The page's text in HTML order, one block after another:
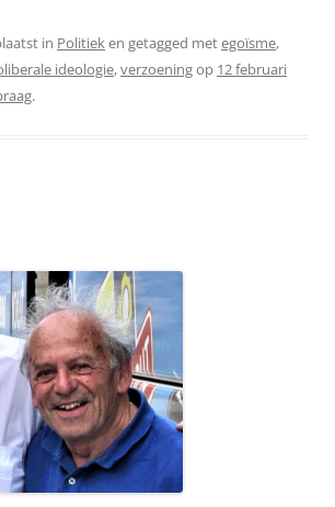
in Politieken getagged metegoïsme,
ideologie,verzoeningop 12 februari
.